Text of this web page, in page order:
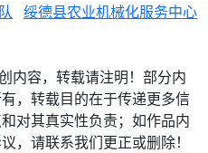
绥德县农业机械化服务中心
内容，转载请注明！部分内
，转载目的在于传递更多信
对其真实性负责；如作品内
，请联系我们更正或删除！